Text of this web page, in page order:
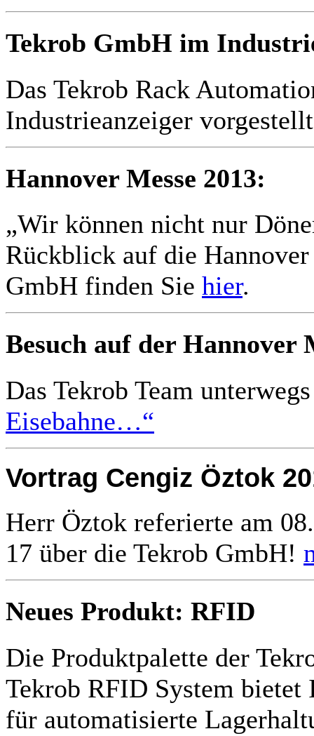
Tekrob GmbH im
Das Tekrob Rack
Industrieanzeiger
Hannover Messe 2013:
„Wir können nicht nur
Rückblick auf die
GmbH finden Sie hier.
Besuch auf der Hannover
Das Tekrob Team
Eisebahne…“
Vortrag Cengiz Öztok
Herr Öztok referierte am
17 über die Tekrob GmbH!
Neues Produkt: RFID
Die Produktpalette der
Tekrob RFID System bietet
für automatisierte